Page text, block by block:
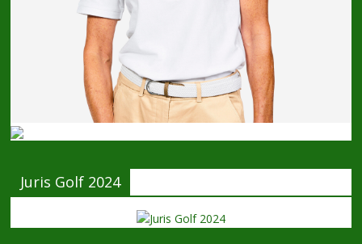
Juris Golf 2024